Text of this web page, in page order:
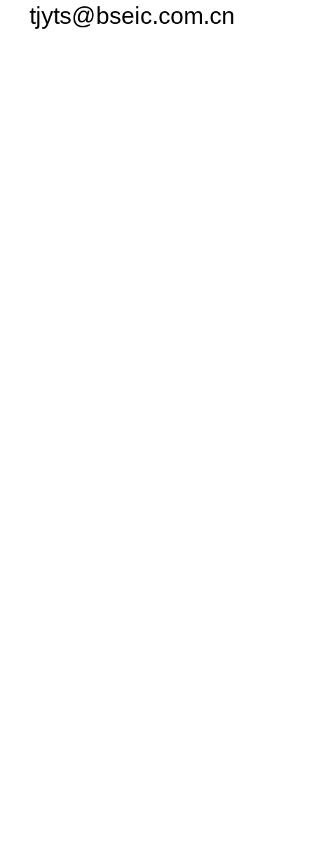
tjyts@bseic.com.cn